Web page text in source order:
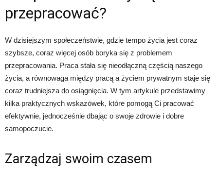
przepracować?
W dzisiejszym społeczeństwie, gdzie tempo życia jest coraz
szybsze, coraz więcej osób boryka się z problemem
przepracowania. Praca stała się nieodłączną częścią naszego
życia, a równowaga między pracą a życiem prywatnym staje się
coraz trudniejsza do osiągnięcia. W tym artykule przedstawimy
kilka praktycznych wskazówek, które pomogą Ci pracować
efektywnie, jednocześnie dbając o swoje zdrowie i dobre
samopoczucie.
Zarządzaj swoim czasem